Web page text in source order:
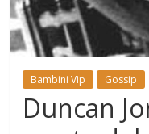
Mondo
Bambini Vip Gossip
Duncan